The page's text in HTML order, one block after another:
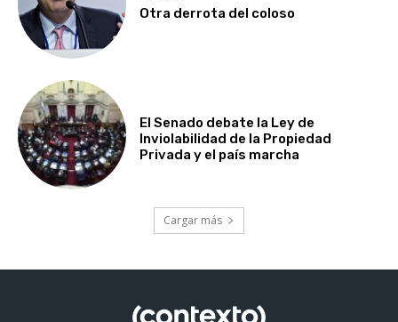
Otra derrota del coloso
El Senado debate la Ley de
Inviolabilidad de la Propiedad
Privada y el país marcha
Cargar más